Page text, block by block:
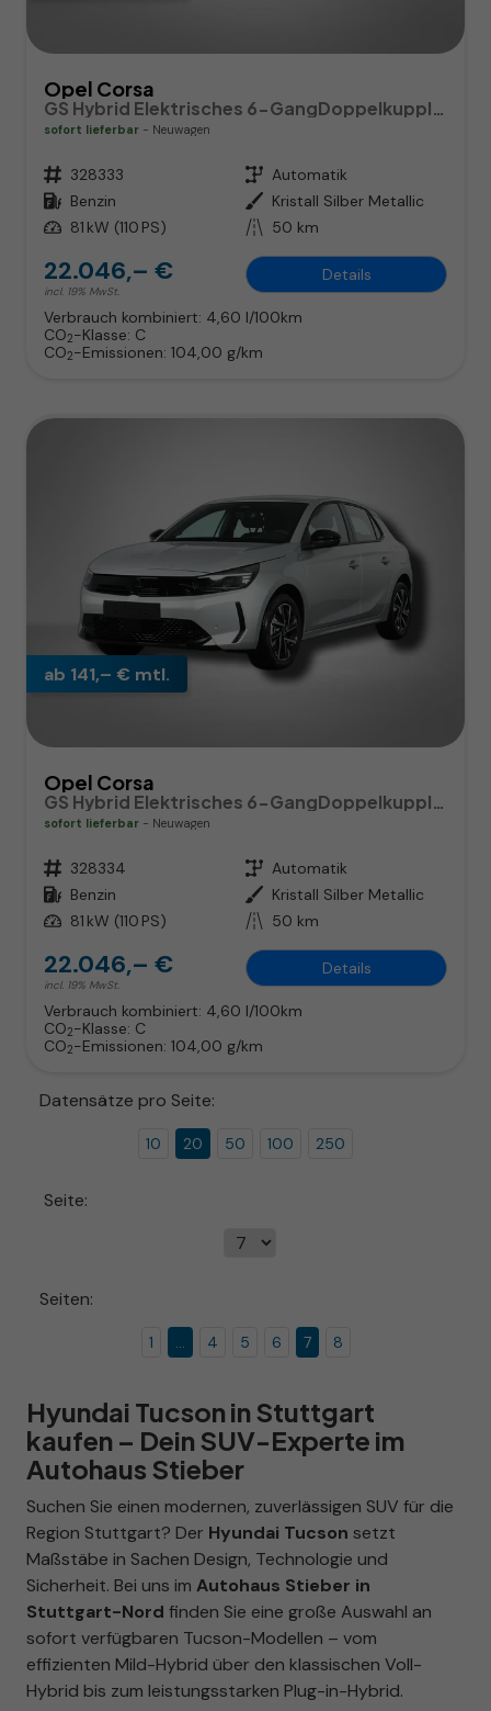
Opel Corsa
sofort lieferbar Neuwagen
Fahrzeugnr. 328333 Getriebe Automatik
Kraftstoff Benzin Außenfarbe Kristall Silber Metallic
Leistung 81 kW (110 PS) Kilometerstand 50 km
22.046,– €
incl. 19% MwSt.
Details
Verbrauch kombiniert: 4,60 l/100km
CO2-Klasse: C
CO2-Emissionen: 104,00 g/km
ab 141,– € mtl.
Opel Corsa
sofort lieferbar Neuwagen
Fahrzeugnr. 328334 Getriebe Automatik
Kraftstoff Benzin Außenfarbe Kristall Silber Metallic
Leistung 81 kW (110 PS) Kilometerstand 50 km
22.046,– €
incl. 19% MwSt.
Details
Verbrauch kombiniert: 4,60 l/100km
CO2-Klasse: C
CO2-Emissionen: 104,00 g/km
Datensätze pro Seite:
10 20 50 100 250
Seite:
Seiten:
1 ... 4 5 6 7 8
Hyundai Tucson in Stuttgart
kaufen – Dein SUV-Experte im
Autohaus Stieber
Suchen Sie einen modernen, zuverlässigen SUV für die
Region Stuttgart? Der Hyundai Tucson setzt
Maßstäbe in Sachen Design, Technologie und
Sicherheit. Bei uns im Autohaus Stieber in
Stuttgart-Nord finden Sie eine große Auswahl an
sofort verfügbaren Tucson-Modellen – vom
effizienten Mild-Hybrid über den klassischen Voll-
Hybrid bis zum leistungsstarken Plug-in-Hybrid.